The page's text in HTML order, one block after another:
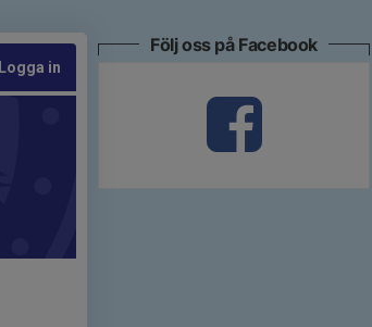
Logga in
Följ oss på Facebook